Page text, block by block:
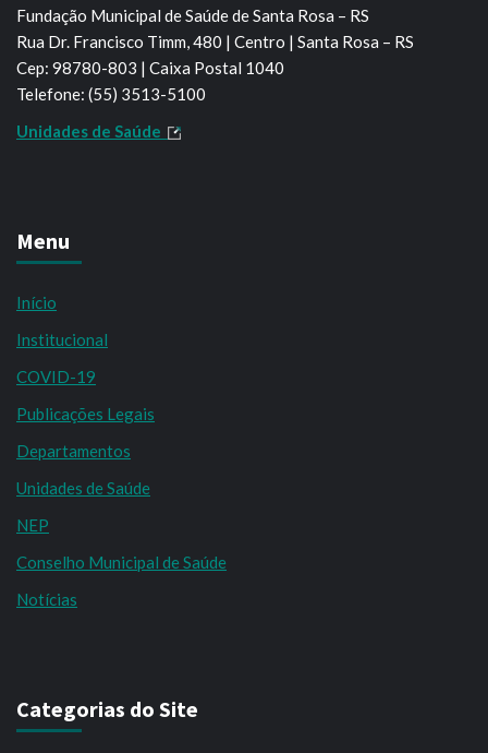
Fundação Municipal de Saúde de Santa Rosa – RS
Rua Dr. Francisco Timm, 480 | Centro | Santa Rosa – RS
Cep: 98780-803 | Caixa Postal 1040
Telefone: (55) 3513-5100
Unidades de Saúde
Menu
Início
Institucional
COVID-19
Publicações Legais
Departamentos
Unidades de Saúde
NEP
Conselho Municipal de Saúde
Notícias
Categorias do Site